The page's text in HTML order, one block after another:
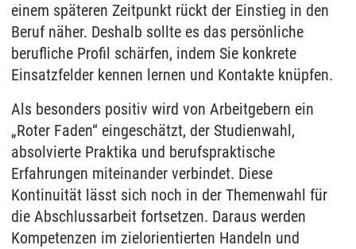
einem späteren Zeitpunkt rückt der Einstieg in den
Beruf näher. Deshalb sollte es das persönliche
berufliche Profil schärfen, indem Sie konkrete
Einsatzfelder kennen lernen und Kontakte knüpfen.
Als besonders positiv wird von Arbeitgebern ein
„Roter Faden“ eingeschätzt, der Studienwahl,
absolvierte Praktika und berufspraktische
Erfahrungen miteinander verbindet. Diese
Kontinuität lässt sich noch in der Themenwahl für
die Abschlussarbeit fortsetzen. Daraus werden
Kompetenzen im zielorientierten Handeln und